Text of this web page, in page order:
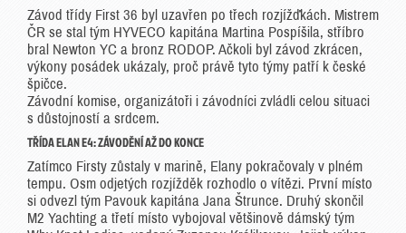
Závod třídy First 36 byl uzavřen po třech rozjížďkách. Mistrem
ČR se stal tým HYVECO kapitána Martina Pospíšila, stříbro
bral Newton YC a bronz RODOP. Ačkoli byl závod zkrácen,
výkony posádek ukázaly, proč právě tyto týmy patří k české
špičce.
Závodní komise, organizátoři i závodníci zvládli celou situaci
s důstojností a srdcem.
TŘÍDA ELAN E4: ZÁVODĚNÍ AŽ DO KONCE
Zatímco Firsty zůstaly v marině, Elany pokračovaly v plném
tempu. Osm odjetých rozjížděk rozhodlo o vítězi. První místo
si odvezl tým Pavouk kapitána Jana Štrunce. Druhý skončil
M2 Yachting a třetí místo vybojoval většinově dámský tým